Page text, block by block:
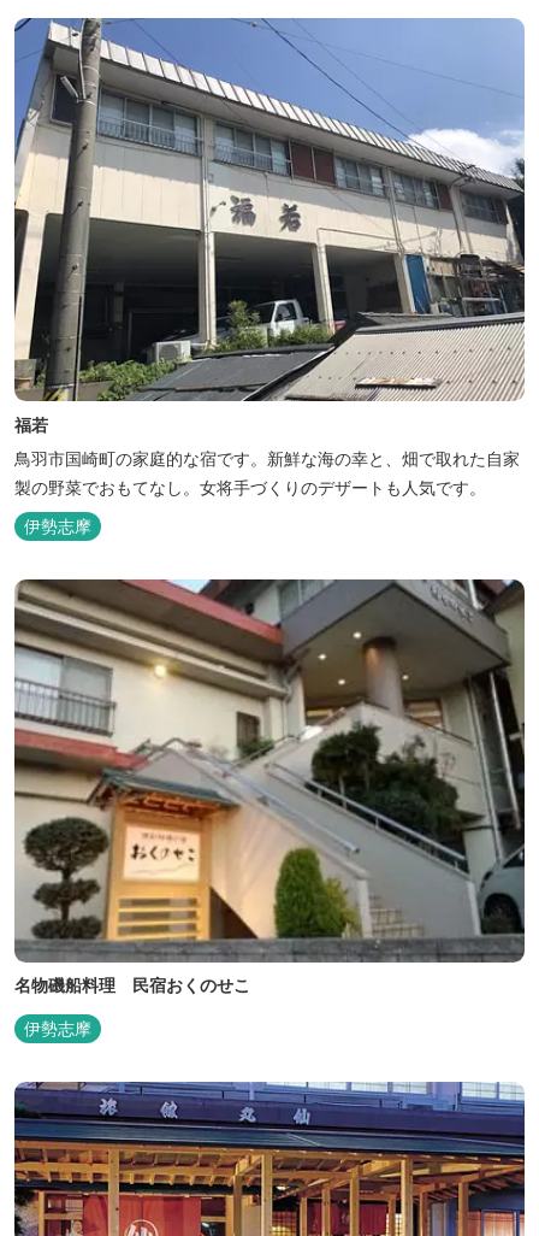
福若
鳥羽市国崎町の家庭的な宿です。新鮮な海の幸と、畑で取れた自家
製の野菜でおもてなし。女将手づくりのデザートも人気です。
伊勢志摩
名物磯船料理 民宿おくのせこ
伊勢志摩